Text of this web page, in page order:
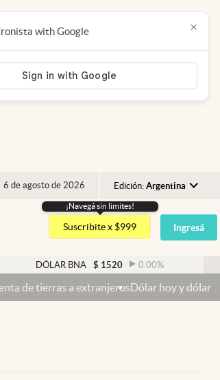
6 de agosto de 2026 Edición: Argentina
Argentina
España
USA
Colombia
¡Navegá sin limites!
Suscribite x $999 Ingresá
BNA $ 1520 0.00%
extranjerosDólar hoy y dólar blue hoy: cuál
with Google ×